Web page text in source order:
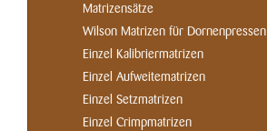
Matrizensätze
Wilson Matrizen für Dornenpressen
Einzel Kalibriermatrizen
Einzel Aufweitematrizen
Einzel Setzmatrizen
Einzel Crimpmatrizen